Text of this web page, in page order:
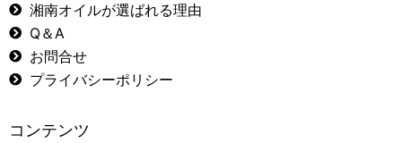
湘南オイルが選ばれる理由
Q＆A
お問合せ
プライバシーポリシー
コンテンツ